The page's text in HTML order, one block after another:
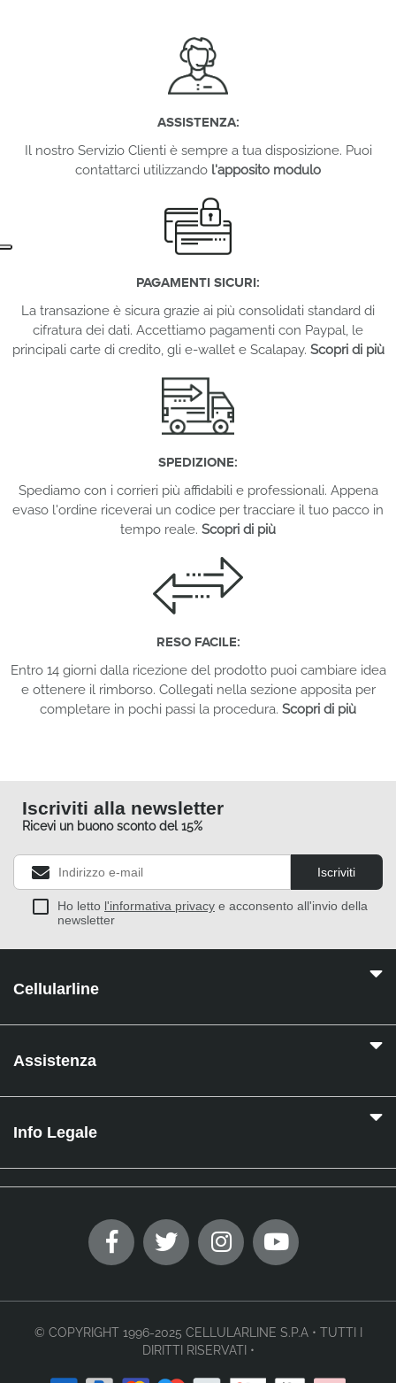
ASSISTENZA:
Il nostro Servizio Clienti è sempre a tua disposizione. Puoi
contattarci utilizzando l'apposito modulo
PAGAMENTI SICURI:
La transazione è sicura grazie ai più consolidati standard di
cifratura dei dati. Accettiamo pagamenti con Paypal, le
principali carte di credito, gli e-wallet e Scalapay. Scopri di più
SPEDIZIONE:
Spediamo con i corrieri più affidabili e professionali. Appena
evaso l'ordine riceverai un codice per tracciare il tuo pacco in
tempo reale. Scopri di più
RESO FACILE:
Entro 14 giorni dalla ricezione del prodotto puoi cambiare idea
e ottenere il rimborso. Collegati nella sezione apposita per
completare in pochi passi la procedura. Scopri di più
Iscriviti alla newsletter
Ricevi un buono sconto del 15%
Iscriviti
Ho letto l'informativa privacy e acconsento all'invio della
newsletter
Cellularline
Assistenza
Info Legale
© COPYRIGHT 1996-2025 CELLULARLINE S.P.A • TUTTI I
DIRITTI RISERVATI •